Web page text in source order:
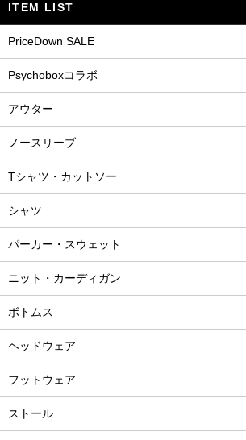
ITEM LIST
PriceDown SALE
Psychoboxコラボ
アウター
ノースリーブ
Tシャツ・カットソー
シャツ
パーカー・スウェット
ニット・カーディガン
ボトムス
ヘッドウェア
フットウェア
ストール